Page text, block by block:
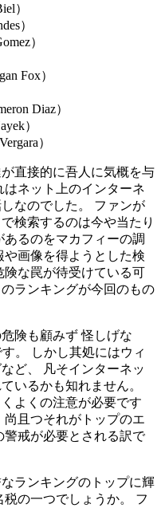
）
）
）
Fox）
Diaz）
）
）
直接的に吾人に気概を与
はネット上のインターネ
なのでした。 ファンが
検索するのは今や当たり
るのをマカフィーの調
画像を得ようとした検
な罠が待受けている可
ランキングが今回のもの
険も顧みず 怪しげな
。 しかし其処にはウィ
ど、 凡そインターネッ
いるかも知れません。
よくの注意が必要です
尚且つそれがトップのエ
戒が必要とされる訳で
ランキングのトップに輝
の一つでしょうか。 フ